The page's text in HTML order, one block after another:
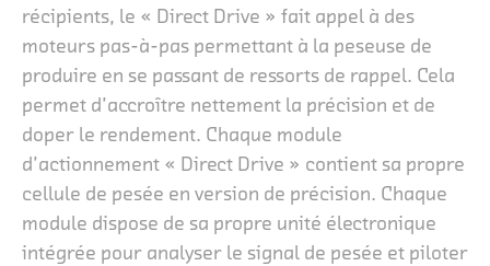
récipients, le « Direct Drive » fait appel à des
moteurs pas-à-pas permettant à la peseuse de
produire en se passant de ressorts de rappel. Cela
permet d’accroître nettement la précision et de
doper le rendement. Chaque module
d’actionnement « Direct Drive » contient sa propre
cellule de pesée en version de précision. Chaque
module dispose de sa propre unité électronique
intégrée pour analyser le signal de pesée et piloter